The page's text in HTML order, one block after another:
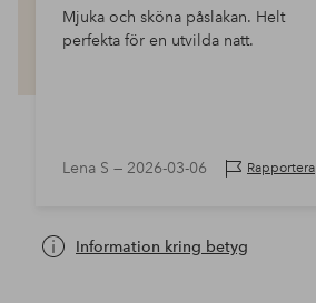
Mjuka och sköna påslakan. Helt
perfekta för en utvilda natt.
Lena S — 2026-03-06 Rapportera
Information kring betyg